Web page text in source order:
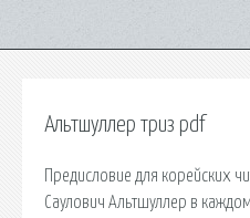
Альтшуллер триз pdf
Предисловие для корейских
Саулович Альтшуллер в